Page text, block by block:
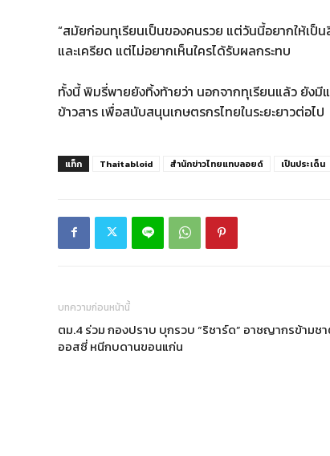
“สมัยก่อนทุเรียนเป็นของคนรวย แต่วันนี้อยากให้เ
และเครียด แต่ไม่อยากเห็นใครได้รับผลกระทบ
ทั้งนี้ พิมรี่พายยังทิ้งท้ายว่า นอกจากทุเรียนแล้ว ยังมี
ข้าวสาร เพื่อสนับสนุนเกษตรกรไทยในระยะยาวต่อไป
แท็ก Thaitabloid สำนักข่าวไทยแทบลอยด์ เป็นประเด็น
บทความก่อนหน้านี้
ตม.4 ร่วม กองปราบ บุกรวบ “ริชาร์ด” อาชญากรข้ามช
ออสซี่ หนีกบดานขอนแก่น